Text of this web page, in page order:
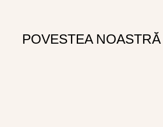
POVESTEA NOASTRĂ